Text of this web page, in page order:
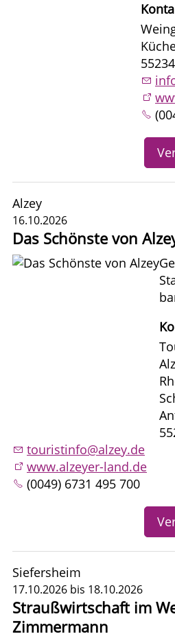
Alzey
16.10.2026
Das Schönste von
touristinfo@alzey.de
www.alzeyer-land.de
(0049) 6731 495 700
Siefersheim
17.10.2026 bis 18.10.2026
Straußwirtschaft im
Zimmermann